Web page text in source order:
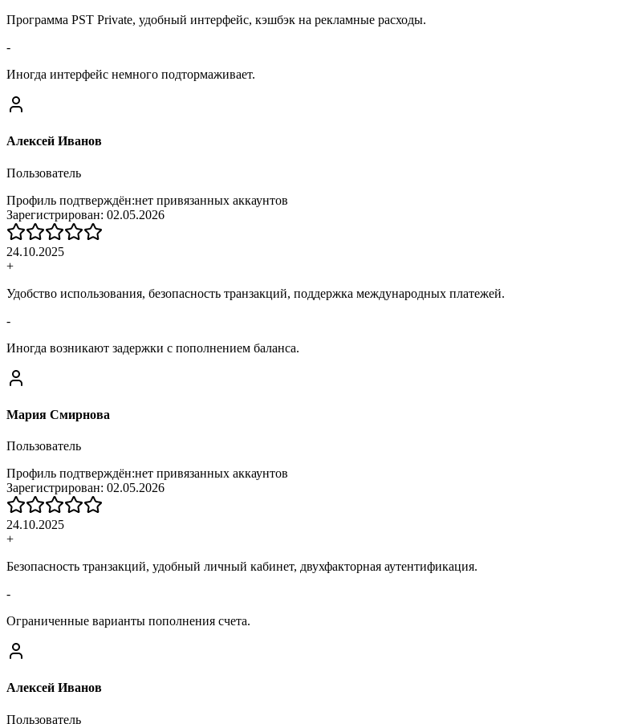
Программа PST Private, удобный интерфейс, кэшбэк на рекламные расходы.
-
Иногда интерфейс немного подтормаживает.
Алексей Иванов
Пользователь
Профиль подтверждён:нет привязанных аккаунтов
Зарегистрирован: 02.05.2026
24.10.2025
+
Удобство использования, безопасность транзакций, поддержка международных платежей.
-
Иногда возникают задержки с пополнением баланса.
Мария Смирнова
Пользователь
Профиль подтверждён:нет привязанных аккаунтов
Зарегистрирован: 02.05.2026
24.10.2025
+
Безопасность транзакций, удобный личный кабинет, двухфакторная аутентификация.
-
Ограниченные варианты пополнения счета.
Алексей Иванов
Пользователь